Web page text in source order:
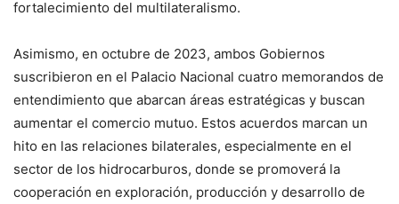
fortalecimiento del multilateralismo.
Asimismo, en octubre de 2023, ambos Gobiernos
suscribieron en el Palacio Nacional cuatro memorandos de
entendimiento que abarcan áreas estratégicas y buscan
aumentar el comercio mutuo. Estos acuerdos marcan un
hito en las relaciones bilaterales, especialmente en el
sector de los hidrocarburos, donde se promoverá la
cooperación en exploración, producción y desarrollo de